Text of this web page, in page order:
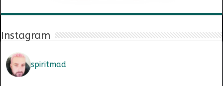
Instagram
spiritmad